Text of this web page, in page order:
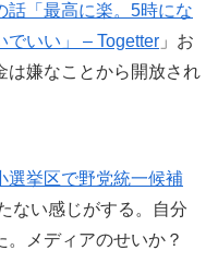
話「最高に楽。5時にな
でいい」 – Togetter 」お
は嫌なことから開放され
挙区で野党統一候補
ない感じがする。自分
メディアのせいか？